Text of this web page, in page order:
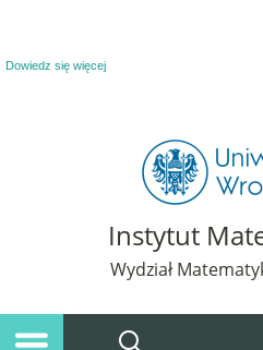
Dowiedz się więcej
Instytut
Wydział